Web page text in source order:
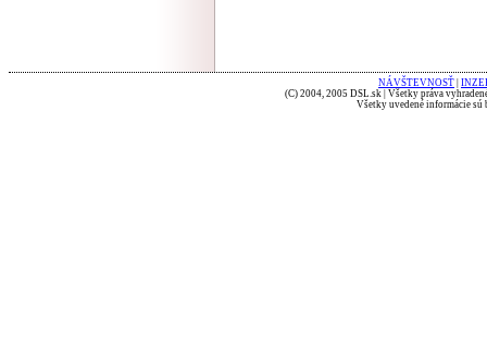
NÁVŠTEVNOSŤ
(C) 2004, 2005 DSL.sk | Všetky práva
Všetky uvedené informácie sú